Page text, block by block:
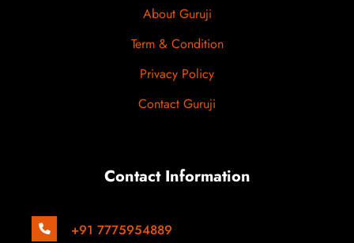
About Guruji
Term & Condition
Privacy Policy
Contact Guruji
Contact Information
+91 7775954889